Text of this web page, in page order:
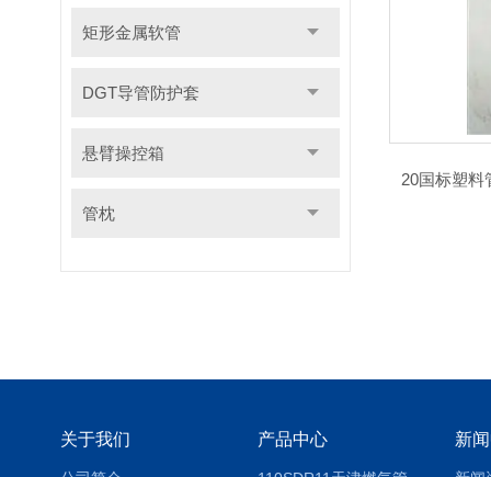
矩形金属软管
DGT导管防护套
悬臂操控箱
管枕
20国标塑料
关于我们 产品中心 新